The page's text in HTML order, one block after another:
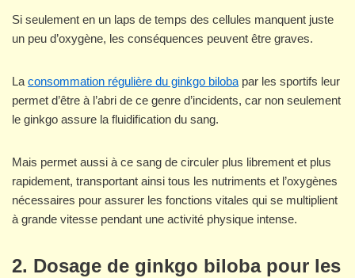
Si seulement en un laps de temps des cellules manquent juste
un peu d’oxygène, les conséquences peuvent être graves.
La consommation régulière du ginkgo biloba par les sportifs leur
permet d’être à l’abri de ce genre d’incidents, car non seulement
le ginkgo assure la fluidification du sang.
Mais permet aussi à ce sang de circuler plus librement et plus
rapidement, transportant ainsi tous les nutriments et l’oxygènes
nécessaires pour assurer les fonctions vitales qui se multiplient
à grande vitesse pendant une activité physique intense.
2. Dosage de ginkgo biloba pour les